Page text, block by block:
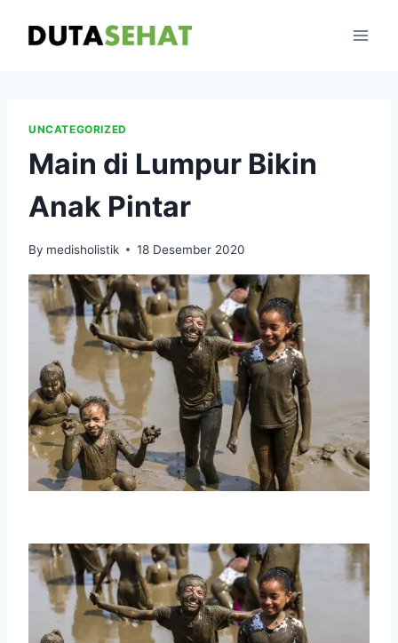
UNCATEGORIZED
Main di Lumpur Bikin
Anak Pintar
By medisholistik 18 Desember 2020